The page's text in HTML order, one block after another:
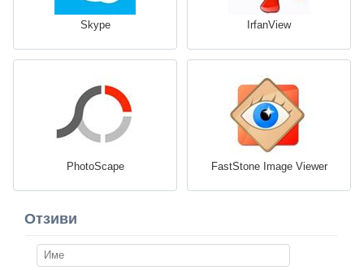
Skype IrfanView
PhotoScape FastStone Image Viewer
Отзиви